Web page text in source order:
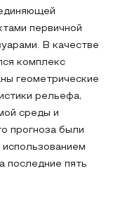
первичной
В качестве
комплекс
геометрические
рельефа,
среды и
прогноза были
последние пять